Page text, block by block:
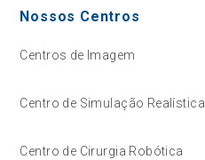
Nossos Centros
Centros de Imagem
Centro de Simulação Realística
Centro de Cirurgia Robótica